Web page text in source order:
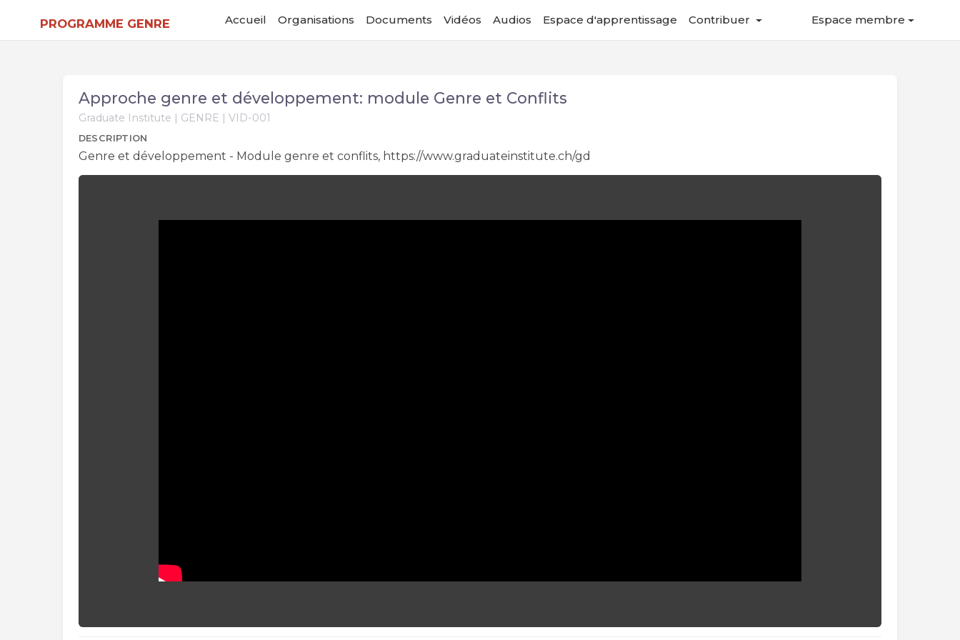
PROGRAMME GENRE Accueil Organisations Documents Vidéos Audios Espace d'apprentissage Contribuer Espace membre
Approche genre et développement: module Genre et Conflits
Graduate Institute | GENRE | VID-001
DESCRIPTION
Genre et développement - Module genre et conflits, https://www.graduateinstitute.ch/gd